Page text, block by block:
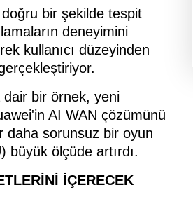
bir şekilde tespit
deneyimini
kullanıcı düzeyinden
dair bir örnek, yeni
AI WAN çözümünü
daha sorunsuz bir oyun
büyük ölçüde artırdı.
İÇERECEK